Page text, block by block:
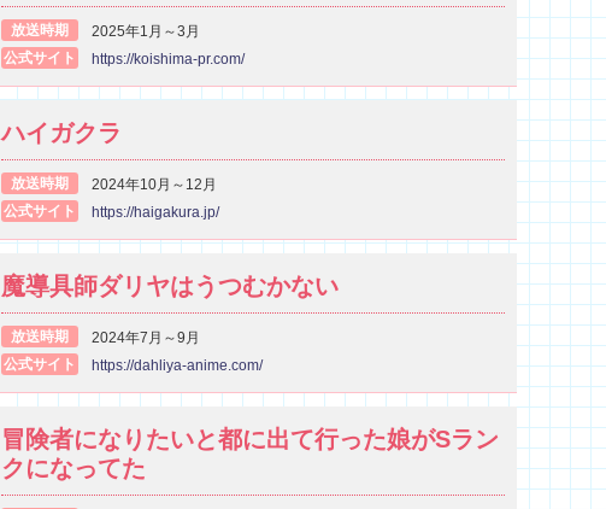
放送時期
2025年1月～3月
公式サイト
https://koishima-pr.com/
ハイガクラ
放送時期
2024年10月～12月
公式サイト
https://haigakura.jp/
魔導具師ダリヤはうつむかない
放送時期
2024年7月～9月
公式サイト
https://dahliya-anime.com/
冒険者になりたいと都に出て行った娘がSラン
クになってた